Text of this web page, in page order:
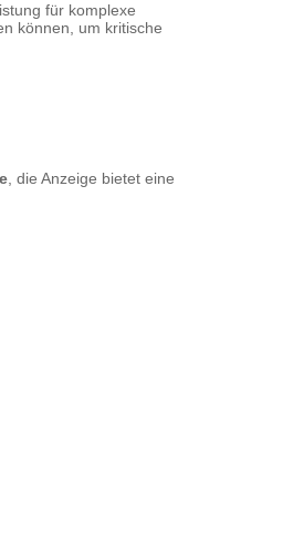
für komplexe
können, um kritische
, die Anzeige bietet eine